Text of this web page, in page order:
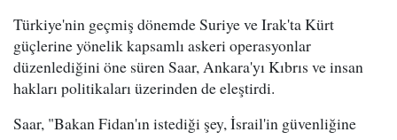
Türkiye'nin geçmiş dönemde Suriye ve Irak'ta Kürt
güçlerine yönelik kapsamlı askeri operasyonlar
düzenlediğini öne süren Saar, Ankara'yı Kıbrıs ve insan
hakları politikaları üzerinden de eleştirdi.
Saar, "Bakan Fidan'ın istediği şey, İsrail'in güvenliğine